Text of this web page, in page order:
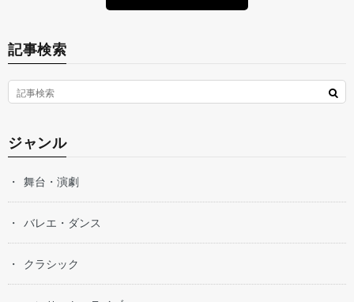
記事検索
ジャンル
舞台・演劇
バレエ・ダンス
クラシック